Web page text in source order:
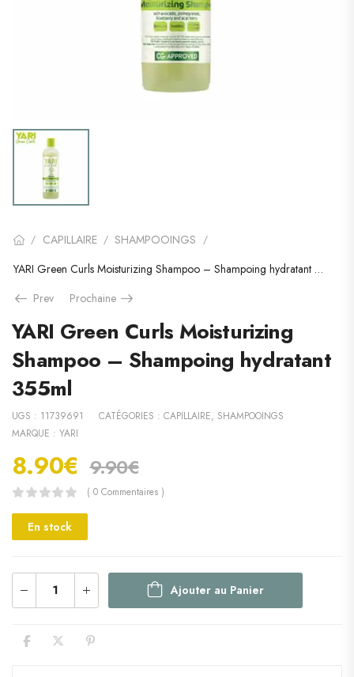
/ CAPILLAIRE / SHAMPOOINGS /
YARI Green Curls Moisturizing Shampoo – Shampoing hydratant 355ml
Prev
Prochaine
YARI Green Curls Moisturizing
Shampoo – Shampoing hydratant
355ml
UGS : 11739691 CATÉGORIES : CAPILLAIRE, SHAMPOOINGS
MARQUE : YARI
8.90€ 9.90€
( 0 Commentaires )
En stock
Ajouter au Panier